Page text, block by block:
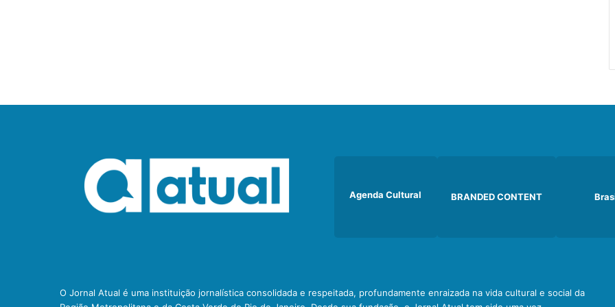
Agenda Cultural BRANDED CONTENT
O Jornal Atual é uma instituição jornalística consolidada e respeitada, profundamente enraizada na vida cultural e social da